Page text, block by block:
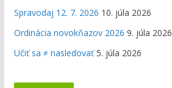
Spravodaj 12. 7. 2026 10. júla 2026
Ordinácia novokňazov 2026 9. júla 2026
Učiť sa ≠ nasledovať 5. júla 2026